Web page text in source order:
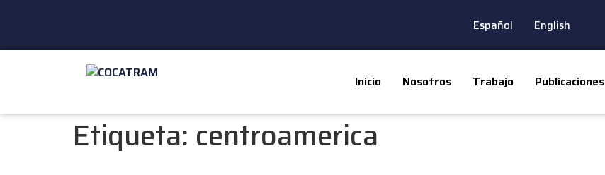
Español English
Inicio Nosotros Trabajo Publicaciones
Etiqueta: centroamerica